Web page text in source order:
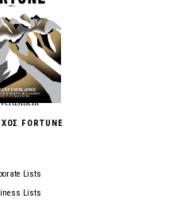
FORTUNE
Lists
Lists